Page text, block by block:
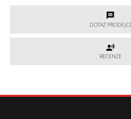
DOTAZ PRODEJCI
DOTAZ PRODEJCI
Neváhejte se na nás obrátit a
RECENZE